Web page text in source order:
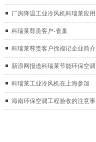
厂房降温工业冷风机科瑞莱应用
于广州制鞋厂
科瑞莱尊贵客户-雀巢
科瑞莱尊贵客户徐福记企业简介
新浪网报道科瑞莱节能环保空调
扇
科瑞莱工业冷风机在上海参加
2017中国制冷展
海南环保空调工程验收的注意事